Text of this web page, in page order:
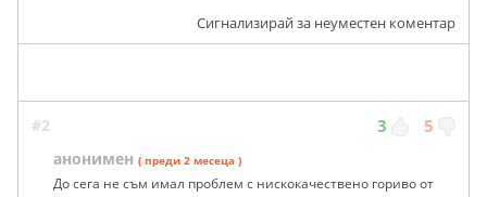
Сигнализирай за неуместен коментар
#2 3 5
анонимен ( преди 2 месеца )
До сега не съм имал проблем с нискокачествено гориво от